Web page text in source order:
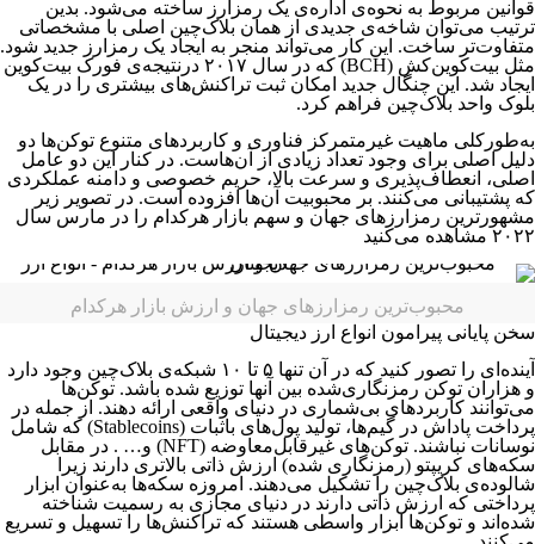
قوانین مربوط به نحوه‌ی اداره‌ی یک رمزارز ساخته می‌شود. بدین
ترتیب می‌توان شاخه‌ی جدیدی از همان بلاک‌چین اصلی با مشخصاتی
متفاوت‌تر ساخت. این کار می‌تواند منجر به ایجاد یک رمزارز جدید شود.
مثل بیت‌کوین‌کش (BCH) که در سال ۲۰۱۷ درنتیجه‌ی فورک بیت‌کوین
ایجاد شد. این چنگال جدید امکان ثبت تراکنش‌های بیشتری را در یک
بلوک واحد بلاک‌چین فراهم کرد.
به‌طورکلی ماهیت غیرمتمرکز فناوری و کاربردهای متنوع توکن‌ها دو
دلیل اصلی برای وجود تعداد زیادی از آن‌هاست. در کنار این دو عامل
اصلی، انعطاف‌پذیری و سرعت بالا، حریم خصوصی و دامنه عملکردی
که پشتیبانی می‌کنند. بر محبوبیت آن‌ها افزوده است. در تصویر زیر
مشهورترین رمزارزهای جهان و سهم بازار هرکدام را در مارس سال
۲۰۲۲ مشاهده می‌کنید
محبوب‌ترین رمزارزهای جهان و ارزش بازار هرکدام
سخن پایانی پیرامون انواع ارز دیجیتال
آینده‌ای را تصور کنید که در آن تنها ۵ تا ۱۰ شبکه‌ی بلاک‌چین وجود دارد
و هزاران توکن رمزنگاری‌شده بین آنها توزیع شده باشد. توکن‌ها
می‌توانند کاربردهای بی‌شماری در دنیای واقعی ارائه دهند. از جمله در
پرداخت پاداش در گیم‌ها، تولید پول‌های باثبات (Stablecoins) که شامل
نوسانات نباشند. توکن‌های غیرقابل‌معاوضه (NFT) و… . در مقابل
سکه‌های کریپتو (رمزنگاری شده) ارزش ذاتی بالاتری دارند زیرا
شالوده‌ی بلاک‌چین را تشکیل می‌دهند. امروزه سکه‌ها به‌عنوان ابزار
پرداختی که ارزش ذاتی دارند در دنیای مجازی به رسمیت شناخته
شده‌اند و توکن‌ها ابزار واسطی هستند که تراکنش‌ها را تسهیل و تسریع